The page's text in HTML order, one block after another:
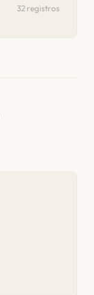
32 registros